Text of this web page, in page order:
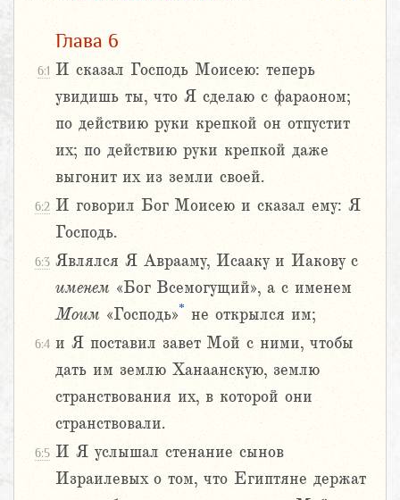
Глава 6
6:1 И сказал Господь Моисею: теперь
увидишь ты, что Я сделаю с фараоном;
по действию руки крепкой он отпустит
их; по действию руки крепкой даже
выгонит их из земли своей.
6:2 И говорил Бог Моисею и сказал ему: Я
Господь.
6:3 Являлся Я Аврааму, Исааку и Иакову с
именем «Бог Всемогущий», а с именем
Моим «Господь»* не открылся им;
6:4 и Я поставил завет Мой с ними, чтобы
дать им землю Ханаанскую, землю
странствования их, в которой они
странствовали.
6:5 И Я услышал стенание сынов
Израилевых о том, что Египтяне держат